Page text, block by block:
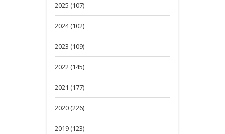
2025 (107)
2024 (102)
2023 (109)
2022 (145)
2021 (177)
2020 (226)
2019 (123)